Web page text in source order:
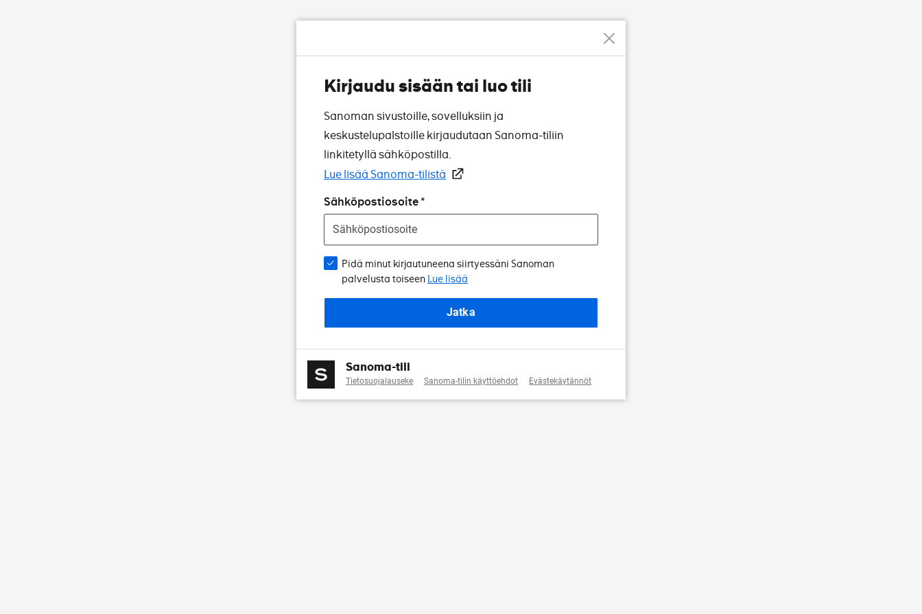
Kirjaudu sisään tai luo tili
Sanoman sivustoille, sovelluksiin ja
keskustelupalstoille kirjaudutaan Sanoma-tiliin
linkitetyllä sähköpostilla.
Lue lisää Sanoma-tilistä
Sähköpostiosoite
Pidä minut kirjautuneena siirtyessäni Sanoman
palvelusta toiseen Lue lisää
Jatka
Sanoma-tili
Tietosuojalauseke Sanoma-tilin käyttöehdot Evästekäytännöt